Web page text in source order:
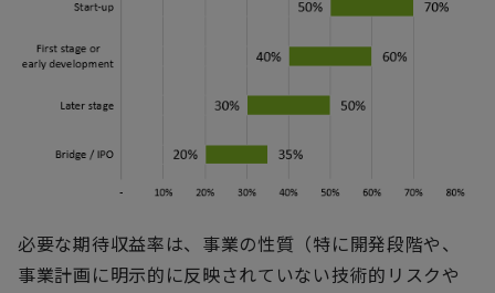
必要な期待収益率は、事業の性質（特に開発段階や、
事業計画に明示的に反映されていない技術的リスクや